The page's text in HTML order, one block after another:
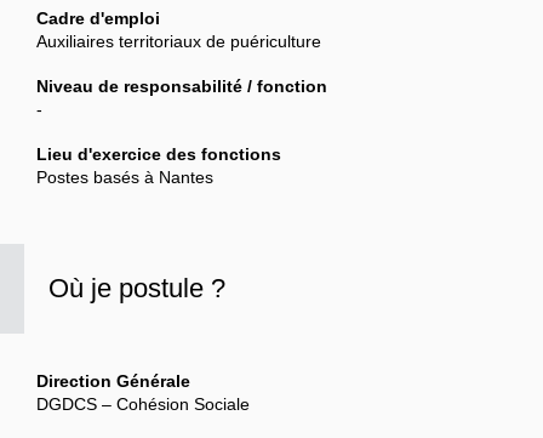
Où je postule ?
Direction Générale
DGDCS – Cohésion Sociale
Cadre d'emploi
Auxiliaires territoriaux de puériculture
Niveau de responsabilité / fonction
-
Lieu d'exercice des fonctions
Postes basés à Nantes